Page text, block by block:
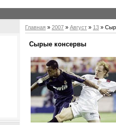
Главная » 2007 » Август » 13 »
Сырые консервы